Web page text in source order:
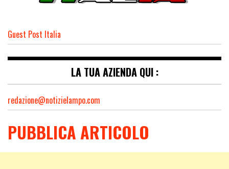
Guest Post Italia
LA TUA AZIENDA QUI :
redazione@notizielampo.com
PUBBLICA ARTICOLO